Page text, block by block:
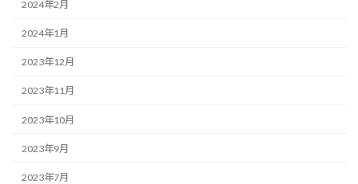
2024年2月
2024年1月
2023年12月
2023年11月
2023年10月
2023年9月
2023年7月